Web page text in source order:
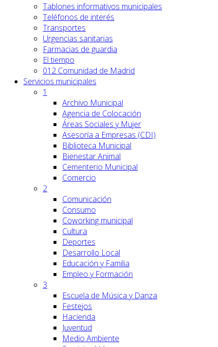
Tablones informativos municipales
Teléfonos de interés
Transportes
Urgencias sanitarias
Farmacias de guardia
El tiempo
012 Comunidad de Madrid
Servicios municipales
1
Archivo Municipal
Agencia de Colocación
Áreas Sociales y Mujer
Asesoría a Empresas (CDI)
Biblioteca Municipal
Bienestar Animal
Cementerio Municipal
Comercio
2
Comunicación
Consumo
Coworking municipal
Cultura
Deportes
Desarrollo Local
Educación y Familia
Empleo y Formación
3
Escuela de Música y Danza
Festejos
Hacienda
Juventud
Medio Ambiente